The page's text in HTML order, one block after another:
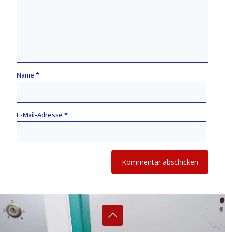
Name *
E-Mail-Adresse *